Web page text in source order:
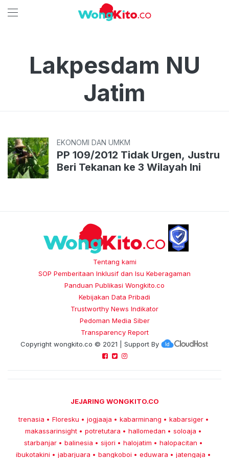
Lakpesdam NU
Jatim
EKONOMI DAN UMKM
PP 109/2012 Tidak Urgen, Justru
Beri Tekanan ke 3 Wilayah Ini
Tentang kami
SOP Pemberitaan Inklusif dan Isu Keberagaman
Panduan Publikasi Wongkito.co
Kebijakan Data Pribadi
Trustworthy News Indikator
Pedoman Media Siber
Transparency Report
Copyright wongkito.co © 2021 | Support By
JEJARING WONGKITO.CO
trenasia • Floresku • jogjaaja • kabarminang • kabarsiger •
makassarinsight • potretutara • hallomedan • soloaja •
starbanjar • balinesia • sijori • halojatim • halopacitan •
ibukotakini • jabarjuara • bangkoboi • eduwara • jatengaja •